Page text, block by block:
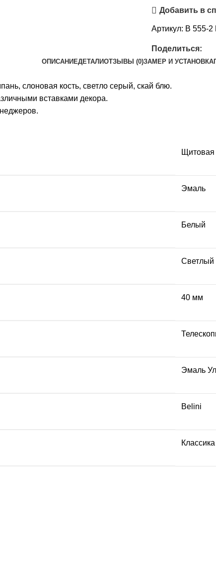
Добавить в
Артикул: B 555-2
Поделиться:
ОПИСАНИЕДЕТАЛИОТЗЫВЫ (0)ЗАМЕР И УСТАНОВКА
слоновая кость, светло серый, скай блю.
вставками декора.
у менеджеров.
Щитовая
Эмаль
Белый
Светлый
40 мм
Эмаль
Belini
Классика